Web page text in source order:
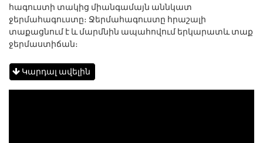
հագուստի տակից միանգամայն աննկատ
ջերմահագուստը։ Ջերմահագուստը հրաշալի
տաքացնում է և մարմնին ապահովում երկարատև տաք
ջերմաստիճան։
Կարդալ ավելին